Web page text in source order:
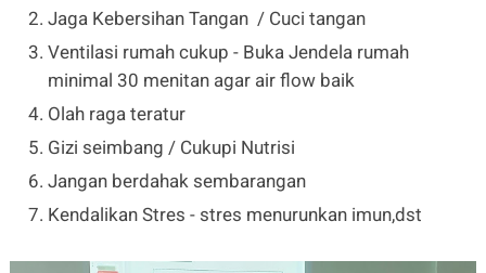
Jaga Kebersihan Tangan / Cuci tangan
Ventilasi rumah cukup - Buka Jendela rumah
minimal 30 menitan agar air flow baik
Olah raga teratur
Gizi seimbang / Cukupi Nutrisi
Jangan berdahak sembarangan
Kendalikan Stres - stres menurunkan imun,dst